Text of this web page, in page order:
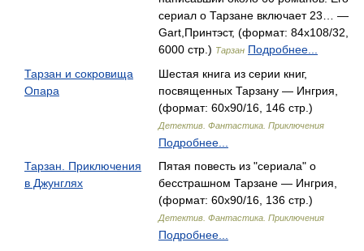
сериал о Тарзане включает 23… —
Gart,Принтэст, (формат: 84x108/32,
6000 стр.) Тарзан Подробнее...
Тарзан и сокровища
Опара
Шестая книга из серии книг,
посвященных Тарзану — Ингрия,
(формат: 60x90/16, 146 стр.)
Детектив. Фантастика. Приключения
Подробнее...
Тарзан. Приключения
в Джунглях
Пятая повесть из "сериала" о
бесстрашном Тарзане — Ингрия,
(формат: 60x90/16, 136 стр.)
Детектив. Фантастика. Приключения
Подробнее...